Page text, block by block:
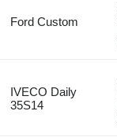
Ford Custom
IVECO Daily
35S14